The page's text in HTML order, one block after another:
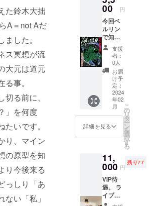
た鈴木大拙
A＝not Aだ
した。
ス冥想が流
大元は道元
事。
る前に、
」を何度
たいです。
り、マイン
の原型を知
り今後来る
っしり「あ
ない「私」
00 円
今回ベ
ルリン
で知り
合いロ
ンドン
で再開
したカ
メラマ
ンにツ
アーを
同行し
動画を
とって
もら
い、今
回のツ
ドキュ
メンタ
リー映
像を
作って
もらい
ます。
支援
者：
0人
お届
け予
定：
2024
年02
月
詳細を見る
こ
の
リ
タ
ー
ン
を
選
択
す
る
11,
000 円
残り77
VIP待
遇。 ラ
イブ後
の面